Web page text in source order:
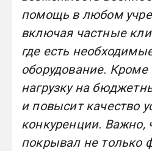
помощь в любом
включая частные
где есть
оборудование. Кроме
нагрузку на
и повысит качество
конкуренции. Важно,
покрывал не только